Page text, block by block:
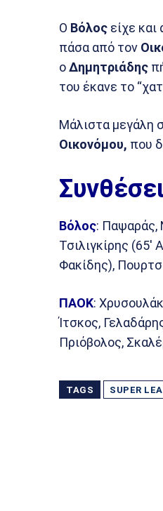
Ο Βόλος είχε
πάσα από τον
οΔημητριάδης
του έκανε το
Μάλιστα μεγάλη
Οικονόμου, που
Βόλος: Παψαράς,
Τσιλιγκίρης
Φακίδης),
ΠΑΟΚ:
Ίτσκος,
Πριόβολος,
TAGS SUPER